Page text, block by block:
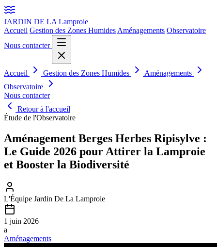
JARDIN DE LA Lamproie
Accueil Gestion des Zones Humides Aménagements Observatoire
Nous contacter
Accueil Gestion des Zones Humides
Aménagements
Observatoire
Nous contacter
Retour à l'accueil
Étude de l'Observatoire
Aménagement Berges Herbes Ripisylve :
Le Guide 2026 pour Attirer la Lamproie
et Booster la Biodiversité
L'Équipe Jardin De La Lamproie
1 juin 2026
a
Aménagements